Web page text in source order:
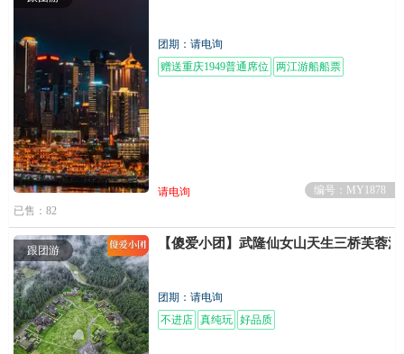
团期：请电询
赠送重庆1949普通席位
两江游船船票
请电询
编号：MY1878
已售：82
跟团游 【傻爱小团】武隆仙女山天生三桥芙蓉
团期：请电询
不进店 真纯玩 好品质